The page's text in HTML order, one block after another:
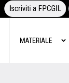
Iscriviti a FPCGIL
MATERIALE